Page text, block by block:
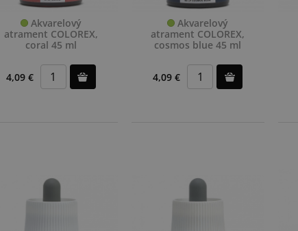
Akvarelový
atrament COLOREX,
coral 45 ml
4,09 €
Akvarelový
atrament COLOREX,
cosmos blue 45 ml
4,09 €